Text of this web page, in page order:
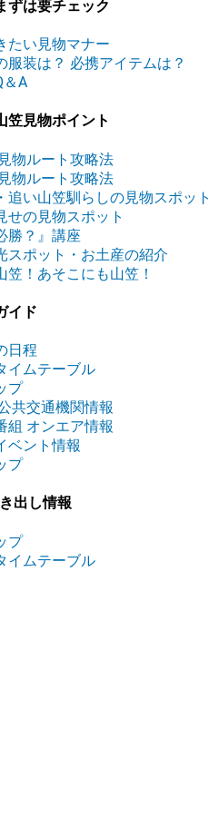
ずは要チェック
たい見物マナー
服装は？ 必携アイテムは？
＆A
笠見物ポイント
物ルート攻略法
物ルート攻略法
追い山笠馴らしの見物スポット
せの見物スポット
勝？』講座
スポット・お土産の紹介
笠！あそこにも山笠！
イド
日程
イムテーブル
プ
共交通機関情報
組 オンエア情報
ベント情報
プ
出し情報
プ
イムテーブル